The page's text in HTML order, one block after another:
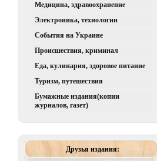
Медицина, здравоохранение
Электроника, технологии
События на Украине
Происшествия, криминал
Еда, кулинария, здоровое питание
Туризм, путешествия
Бумажные издания(копии
журналов, газет)
Друзья издания: